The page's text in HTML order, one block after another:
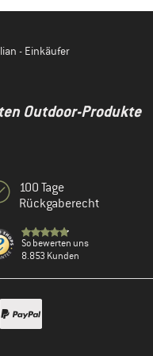
- Einkäufer
Outdoor-Produkte
100 Tage
Rückgaberecht
So bewerten uns
8.853 Kunden